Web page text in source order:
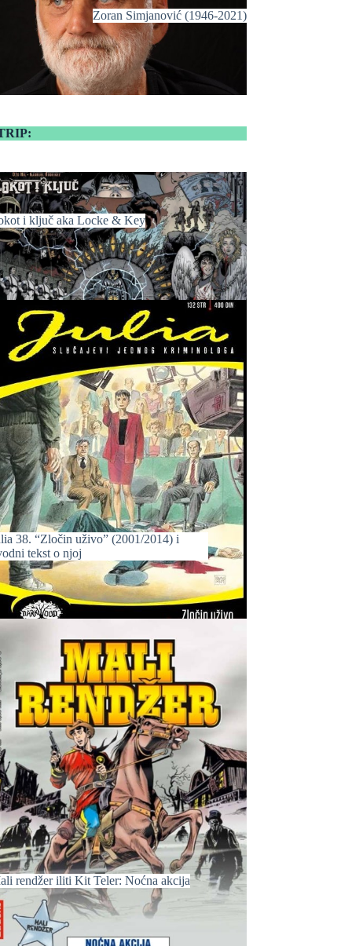
Zoran Simjanović (1946-2021)
i ključ aka Locke & Key
38. “Zločin uživo” (2001/2014) i
tekst o njoj
rendžer iliti Kit Teler: Noćna akcija